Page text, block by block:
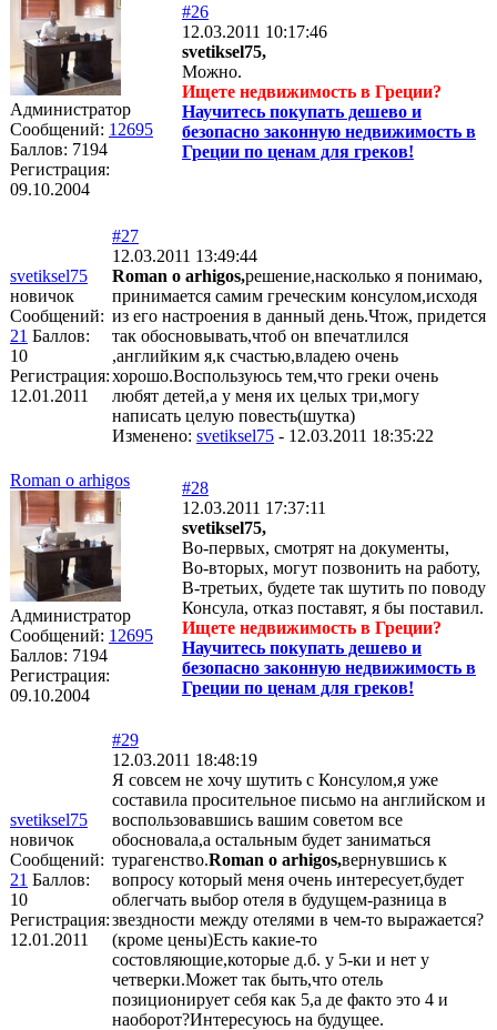
Администратор
Сообщений: 12695
Баллов: 7194
Регистрация:
09.10.2004
#26
12.03.2011 10:17:46
svetiksel75,
Можно.
Ищете недвижимость в Греции?
Научитесь покупать дешево и
безопасно законную недвижимость в
Греции по ценам для греков!
svetiksel75
новичок
Сообщений:
21 Баллов:
10
Регистрация:
12.01.2011
#27
12.03.2011 13:49:44
Roman o arhigos,решение,насколько я понимаю,
принимается самим греческим консулом,исходя
из его настроения в данный день.Чтож, придется
так обосновывать,чтоб он впечатлился
,английким я,к счастью,владею очень
хорошо.Воспользуюсь тем,что греки очень
любят детей,а у меня их целых три,могу
написать целую повесть(шутка)
Изменено: svetiksel75 - 12.03.2011 18:35:22
Roman o arhigos
Администратор
Сообщений: 12695
Баллов: 7194
Регистрация:
09.10.2004
#28
12.03.2011 17:37:11
svetiksel75,
Во-первых, смотрят на документы,
Во-вторых, могут позвонить на работу,
В-третьих, будете так шутить по поводу
Консула, отказ поставят, я бы поставил.
Ищете недвижимость в Греции?
Научитесь покупать дешево и
безопасно законную недвижимость в
Греции по ценам для греков!
svetiksel75
новичок
Сообщений:
21 Баллов:
10
Регистрация:
12.01.2011
#29
12.03.2011 18:48:19
Я совсем не хочу шутить с Консулом,я уже
составила просительное письмо на английском и
воспользовавшись вашим советом все
обосновала,а остальным будет заниматься
турагенство.Roman o arhigos,вернувшись к
вопросу который меня очень интересует,будет
облегчать выбор отеля в будущем-разница в
звездности между отелями в чем-то выражается?
(кроме цены)Есть какие-то
состовляющие,которые д.б. у 5-ки и нет у
четверки.Может так быть,что отель
позиционирует себя как 5,а де факто это 4 и
наоборот?Интересуюсь на будущее.